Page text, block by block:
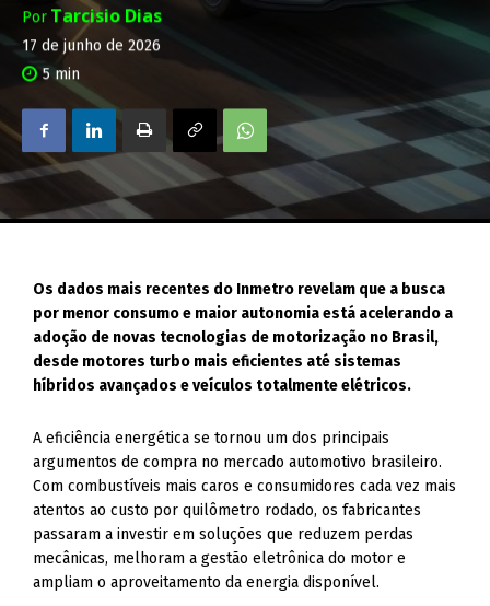
Por Tarcisio Dias
17 de junho de 2026
5 min
Os dados mais recentes do Inmetro revelam que a busca
por menor consumo e maior autonomia está acelerando a
adoção de novas tecnologias de motorização no Brasil,
desde motores turbo mais eficientes até sistemas
híbridos avançados e veículos totalmente elétricos.
A eficiência energética se tornou um dos principais
argumentos de compra no mercado automotivo brasileiro.
Com combustíveis mais caros e consumidores cada vez mais
atentos ao custo por quilômetro rodado, os fabricantes
passaram a investir em soluções que reduzem perdas
mecânicas, melhoram a gestão eletrônica do motor e
ampliam o aproveitamento da energia disponível.